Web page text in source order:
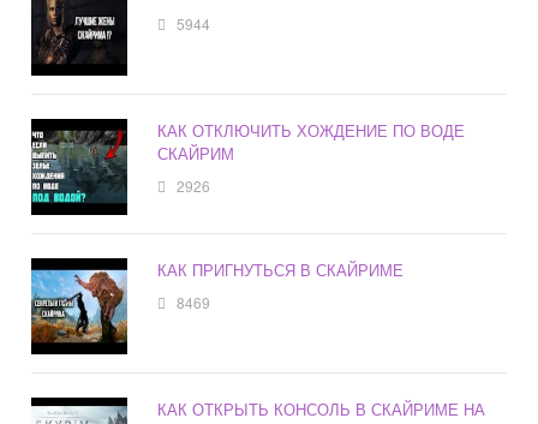
5944
КАК ОТКЛЮЧИТЬ ХОЖДЕНИЕ ПО ВОДЕ
СКАЙРИМ
2926
КАК ПРИГНУТЬСЯ В СКАЙРИМЕ
8469
КАК ОТКРЫТЬ КОНСОЛЬ В СКАЙРИМЕ НА